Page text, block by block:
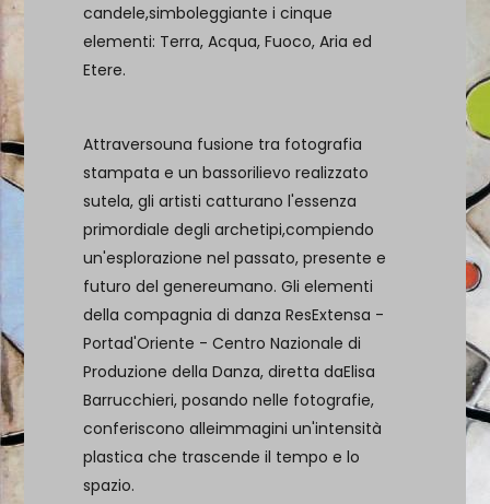
candele,simboleggiante i cinque
elementi: Terra, Acqua, Fuoco, Aria ed
Etere.
Attraversouna fusione tra fotografia
stampata e un bassorilievo realizzato
sutela, gli artisti catturano l'essenza
primordiale degli archetipi,compiendo
un'esplorazione nel passato, presente e
futuro del genereumano. Gli elementi
della compagnia di danza ResExtensa -
Portad'Oriente - Centro Nazionale di
Produzione della Danza, diretta daElisa
Barrucchieri, posando nelle fotografie,
conferiscono alleimmagini un'intensità
plastica che trascende il tempo e lo
spazio.